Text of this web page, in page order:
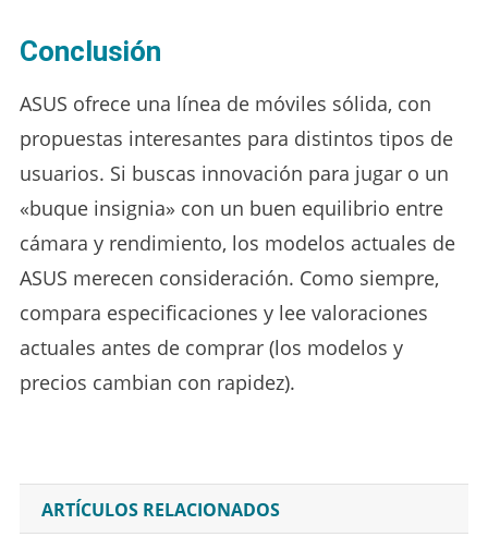
Conclusión
ASUS ofrece una línea de móviles sólida, con
propuestas interesantes para distintos tipos de
usuarios. Si buscas innovación para jugar o un
«buque insignia» con un buen equilibrio entre
cámara y rendimiento, los modelos actuales de
ASUS merecen consideración. Como siempre,
compara especificaciones y lee valoraciones
actuales antes de comprar (los modelos y
precios cambian con rapidez).
ARTÍCULOS RELACIONADOS